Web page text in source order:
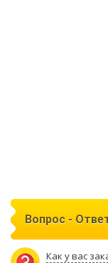
Вопрос -
Как у вас